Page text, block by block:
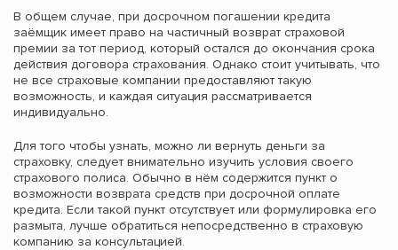
В общем случае, при досрочном погашении кредита
заёмщик имеет право на частичный возврат страховой
премии за тот период, который остался до окончания срока
действия договора страхования. Однако стоит учитывать, что
не все страховые компании предоставляют такую
возможность, и каждая ситуация рассматривается
индивидуально.
Для того чтобы узнать, можно ли вернуть деньги за
страховку, следует внимательно изучить условия своего
страхового полиса. Обычно в нём содержится пункт о
возможности возврата средств при досрочной оплате
кредита. Если такой пункт отсутствует или формулировка его
размыта, лучше обратиться непосредственно в страховую
компанию за консультацией.